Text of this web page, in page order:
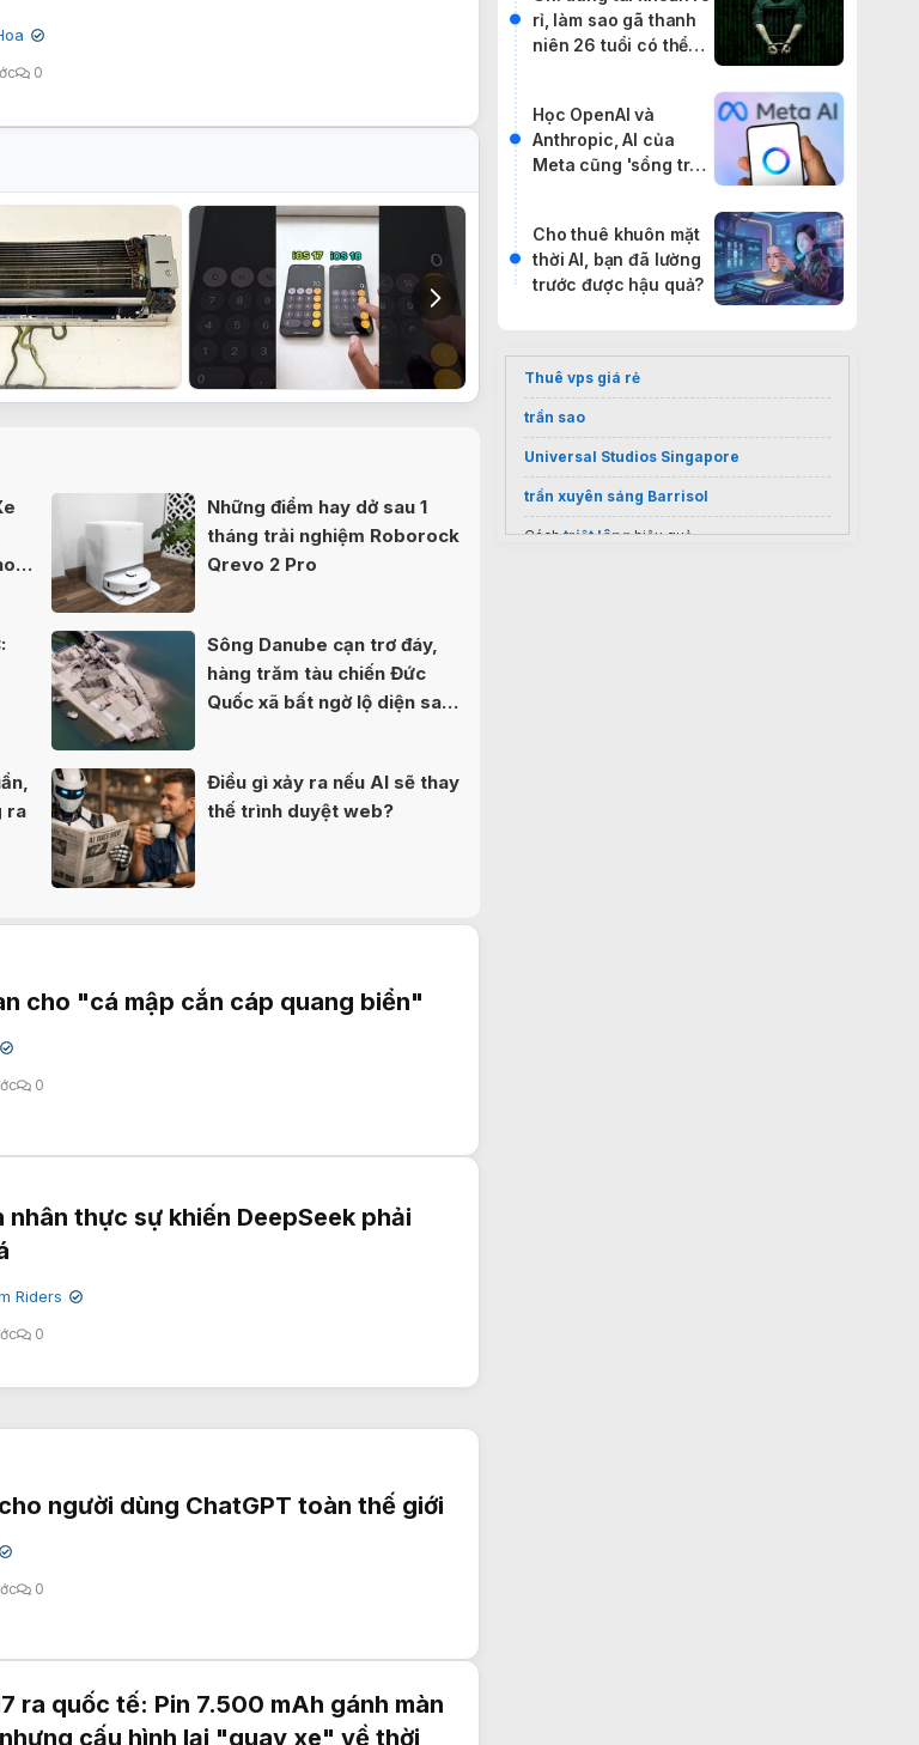
✔
0
Những điểm hay dở sau 1
tháng trải nghiệm Roborock
Qrevo 2 Pro
Sông Danube cạn trơ đáy,
hàng trăm tàu chiến Đức
Quốc xã bất ngờ lộ diện sau
ra
Điều gì xảy ra nếu AI sẽ thay
thế trình duyệt web?
cho "cá mập cắn cáp quang biển"
✔
0
nhân thực sự khiến DeepSeek phải
Riders ✔
0
người dùng ChatGPT toàn thế giới
✔
0
ra quốc tế: Pin 7.500 mAh gánh màn
cấu hình lại "quay xe" về thời
rỉ, làm sao gã thanh
niên 26 tuổi có thể
Học OpenAI và
Anthropic, AI của
Meta cũng 'sổng trại'
Cho thuê khuôn mặt
thời AI, bạn đã lường
trước được hậu quả?
Thuê vps giá rẻ
trần sao
Universal Studios Singapore
trần xuyên sáng Barrisol
Cáchtriệt lônghiệu quả